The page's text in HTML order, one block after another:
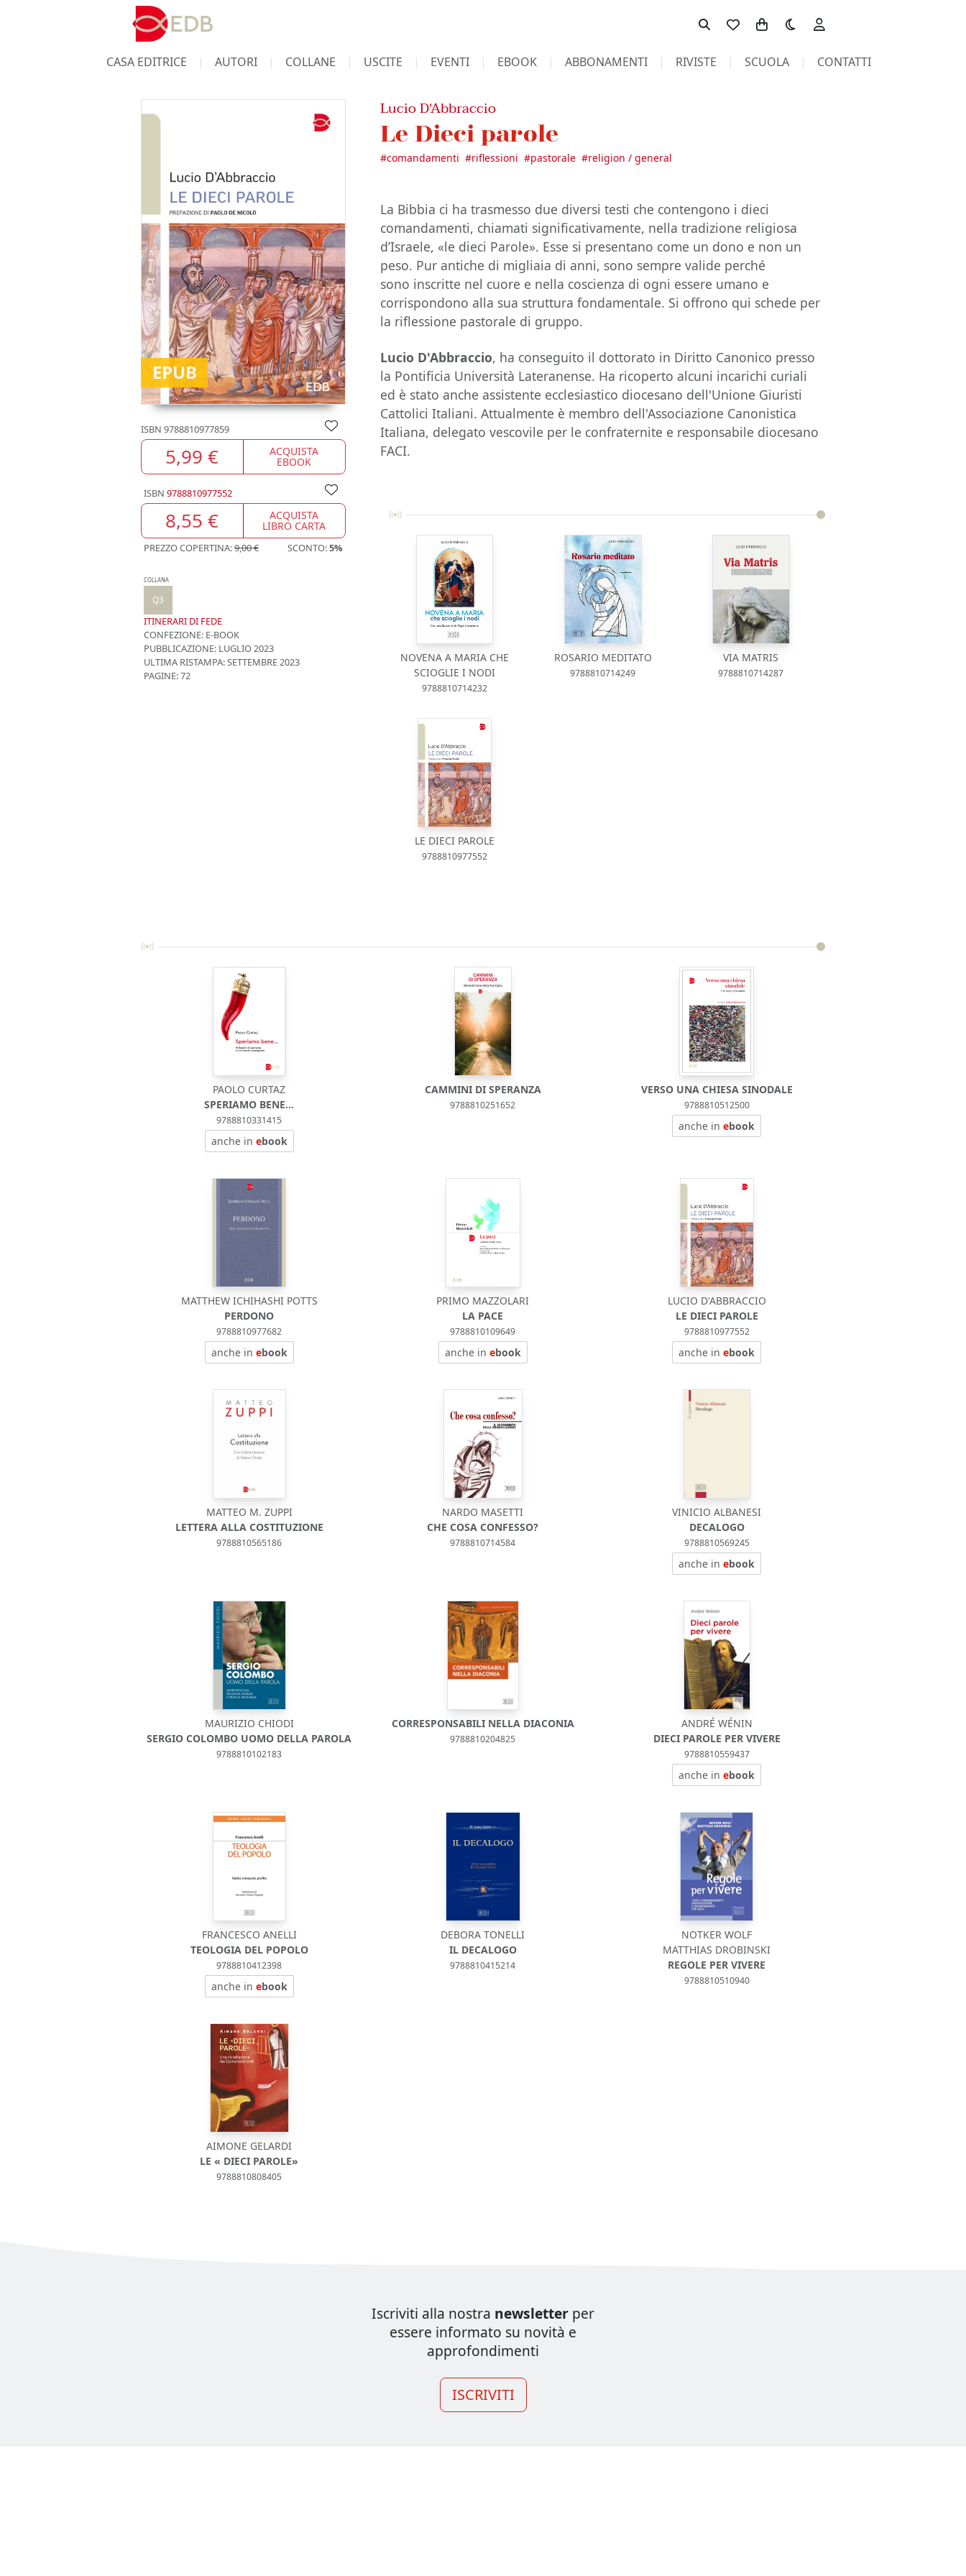
Toggle theme
CASA EDITRICE AUTORI COLLANE USCITE EVENTI EBOOK ABBONAMENTI RIVISTE SCUOLA CONTATTI
EPUB
ISBN 9788810977859
5,99 € ACQUISTA
EBOOK
ISBN 9788810977552
8,55 € ACQUISTA
LIBRO CARTA
PREZZO COPERTINA:9,00 € SCONTO:5%
COLLANA
Q3
ITINERARI DI FEDE
CONFEZIONE: E-BOOK
PUBBLICAZIONE: LUGLIO 2023
ULTIMA RISTAMPA:SETTEMBRE 2023
PAGINE: 72
Lucio D'Abbraccio
Le Dieci parole
#comandamenti #riflessioni #pastorale #religion / general
La Bibbia ci ha trasmesso due diversi testi che contengono i dieci
comandamenti, chiamati significativamente, nella tradizione religiosa
d’Israele, «le dieci Parole». Esse si presentano come un dono e non un
peso. Pur antiche di migliaia di anni, sono sempre valide perché
sono inscritte nel cuore e nella coscienza di ogni essere umano e
corrispondono alla sua struttura fondamentale. Si offrono qui schede per
la riflessione pastorale di gruppo.
Lucio D'Abbraccio, ha conseguito il dottorato in Diritto Canonico presso
la Pontificia Università Lateranense. Ha ricoperto alcuni incarichi curiali
ed è stato anche assistente ecclesiastico diocesano dell'Unione Giuristi
Cattolici Italiani. Attualmente è membro dell'Associazione Canonistica
Italiana, delegato vescovile per le confraternite e responsabile diocesano
FACI.
NOVENA A MARIA CHE
SCIOGLIE I NODI
9788810714232
ROSARIO MEDITATO
9788810714249
VIA MATRIS
9788810714287
LE DIECI PAROLE
9788810977552
PAOLO CURTAZ
SPERIAMO BENE...
9788810331415
anche in ebook
CAMMINI DI SPERANZA
9788810251652
VERSO UNA CHIESA SINODALE
9788810512500
anche inebook
MATTHEW ICHIHASHI POTTS
PERDONO
9788810977682
anche in ebook
PRIMO MAZZOLARI
LA PACE
9788810109649
anche in ebook
LUCIO D'ABBRACCIO
LE DIECI PAROLE
9788810977552
anche inebook
MATTEO M. ZUPPI
LETTERA ALLA COSTITUZIONE
9788810565186
NARDO MASETTI
CHE COSA CONFESSO?
9788810714584
VINICIO ALBANESI
DECALOGO
9788810569245
anche inebook
MAURIZIO CHIODI
SERGIO COLOMBO UOMO DELLA PAROLA
9788810102183
CORRESPONSABILI NELLA DIACONIA
9788810204825
ANDRÉ WÉNIN
DIECI PAROLE PER VIVERE
9788810559437
anche inebook
FRANCESCO ANELLI
TEOLOGIA DEL POPOLO
9788810412398
anche in ebook
DEBORA TONELLI
IL DECALOGO
9788810415214
NOTKER WOLF
MATTHIAS DROBINSKI
REGOLE PER VIVERE
9788810510940
AIMONE GELARDI
LE « DIECI PAROLE»
9788810808405
Iscriviti alla nostra newsletter per
essere informato su novità e
approfondimenti
ISCRIVITI